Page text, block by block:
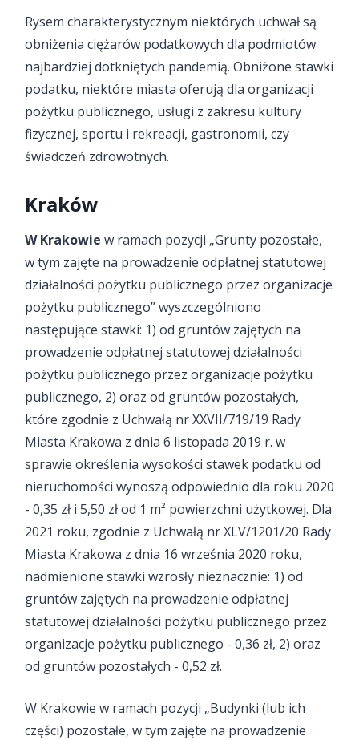
Rysem charakterystycznym niektórych uchwał są
obniżenia ciężarów podatkowych dla podmiotów
najbardziej dotkniętych pandemią. Obniżone stawki
podatku, niektóre miasta oferują dla organizacji
pożytku publicznego, usługi z zakresu kultury
fizycznej, sportu i rekreacji, gastronomii, czy
świadczeń zdrowotnych.
Kraków
W Krakowie w ramach pozycji „Grunty pozostałe,
w tym zajęte na prowadzenie odpłatnej statutowej
działalności pożytku publicznego przez organizacje
pożytku publicznego” wyszczególniono
następujące stawki: 1) od gruntów zajętych na
prowadzenie odpłatnej statutowej działalności
pożytku publicznego przez organizacje pożytku
publicznego, 2) oraz od gruntów pozostałych,
które zgodnie z Uchwałą nr XXVII/719/19 Rady
Miasta Krakowa z dnia 6 listopada 2019 r. w
sprawie określenia wysokości stawek podatku od
nieruchomości wynoszą odpowiednio dla roku 2020
- 0,35 zł i 5,50 zł od 1 m² powierzchni użytkowej. Dla
2021 roku, zgodnie z Uchwałą nr XLV/1201/20 Rady
Miasta Krakowa z dnia 16 września 2020 roku,
nadmienione stawki wzrosły nieznacznie: 1) od
gruntów zajętych na prowadzenie odpłatnej
statutowej działalności pożytku publicznego przez
organizacje pożytku publicznego - 0,36 zł, 2) oraz
od gruntów pozostałych - 0,52 zł.
W Krakowie w ramach pozycji „Budynki (lub ich
części) pozostałe, w tym zajęte na prowadzenie